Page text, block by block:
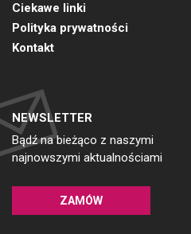
Ciekawe linki
Polityka prywatności
Kontakt
NEWSLETTER
Bądź na bieżąco z naszymi
najnowszymi aktualnościami
ZAMÓW